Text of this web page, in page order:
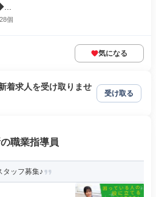
個
気になる
着求人を受け取りませ
受け取る
職業指導員
タッフ募集♪